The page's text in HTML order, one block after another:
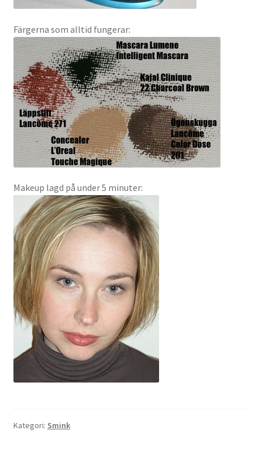
Färgerna som alltid fungerar:
Makeup lagd på under 5 minuter:
Kategori: Smink